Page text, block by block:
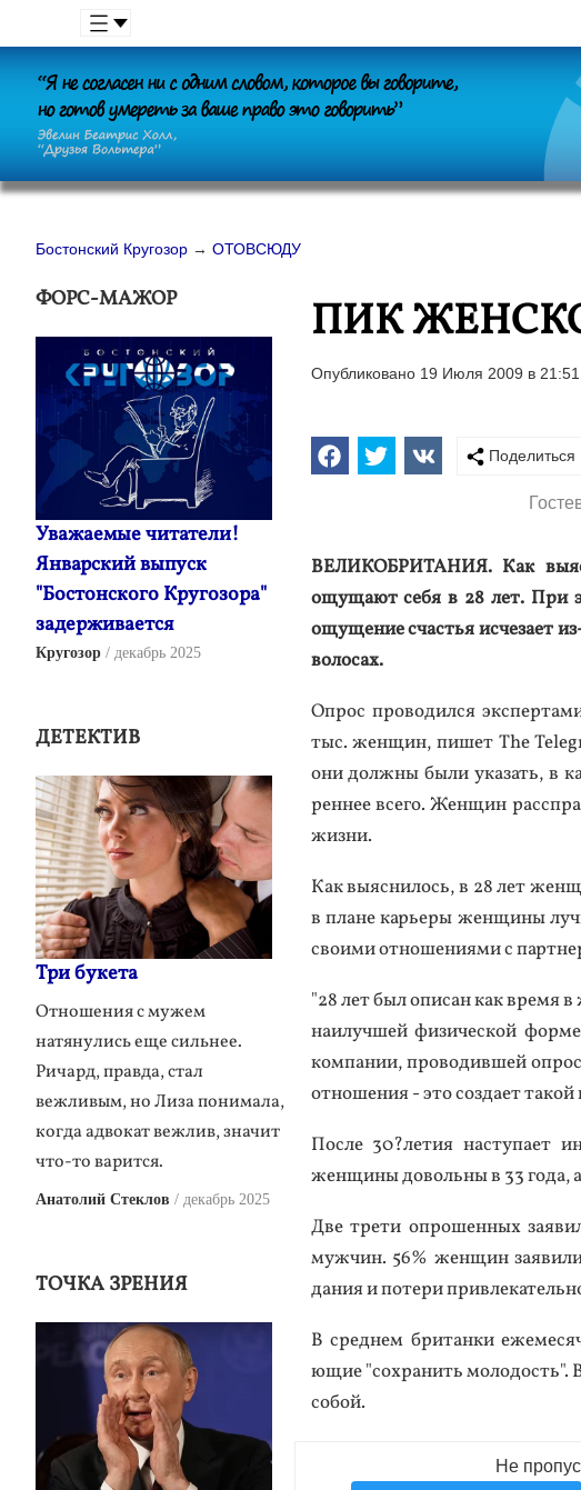
Бостонский Кругозор → ОТОВСЮДУ
ПИК
Опубликовано 19 Июля 2009 в
Поделиться
ВЕ­ЛИКОБ­РИ­ТАНИЯ. Как
ощу­ща­ют се­бя в 28 лет. При
ощу­щение счастья ис­че­за­ет
во­лосах.
Оп­рос про­водил­ся
тыс. жен­щин, пи­шет The
они дол­жны бы­ли ука­зать, в
рен­нее все­го. Жен­щин
жиз­ни.
Как вы­яс­ни­лось, в 28 лет
в пла­не карь­еры жен­щи­ны
сво­ими от­но­шени­ями с
"28 лет был опи­сан как вре­мя
на­илуч­шей фи­зичес­кой
ком­па­нии, про­водив­шей
от­но­шения - это соз­да­ет
Пос­ле 30?ле­тия нас­ту­па­ет
жен­щи­ны до­воль­ны в 33 го­да,
Две тре­ти оп­ро­шен­ных
муж­чин. 56% жен­щин
дания и по­тери
В сред­нем бри­тан­ки
ющие "сох­ра­нить мо­лодость".
со­бой.
Не
ФОРС-МАЖОР
Уважаемые читатели!
Январский выпуск
"Бостонского Кругозора"
задерживается
Кругозор декабрь 2025
ДЕТЕКТИВ
Три букета
Отношения с мужем
натянулись еще сильнее.
Ричард, правда, стал
вежливым, но Лиза понимала,
когда адвокат вежлив, значит
что-то варится.
Анатолий Стеклов декабрь 2025
ТОЧКА ЗРЕНИЯ